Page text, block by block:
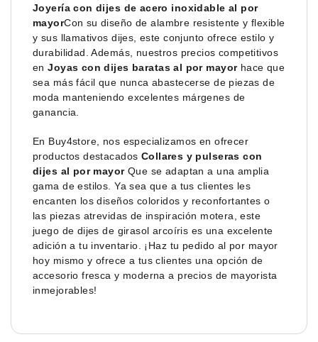
Joyería con dijes de acero inoxidable al por
mayorCon su diseño de alambre resistente y flexible
y sus llamativos dijes, este conjunto ofrece estilo y
durabilidad. Además, nuestros precios competitivos
enJoyas con dijes baratas al por mayorhace que
sea más fácil que nunca abastecerse de piezas de
moda manteniendo excelentes márgenes de
ganancia.
En Buy4store, nos especializamos en ofrecer
productos destacados Collares y pulseras con
dijes al por mayorQue se adaptan a una amplia
gama de estilos. Ya sea que a tus clientes les
encanten los diseños coloridos y reconfortantes o
las piezas atrevidas de inspiración motera, este
juego de dijes de girasol arcoíris es una excelente
adición a tu inventario. ¡Haz tu pedido al por mayor
hoy mismo y ofrece a tus clientes una opción de
accesorio fresca y moderna a precios de mayorista
inmejorables!